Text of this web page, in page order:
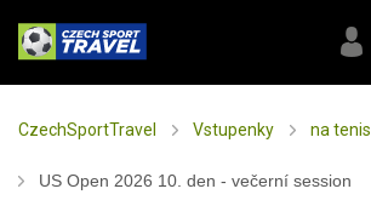
CzechSportTravel Vstupenky na tenis
US Open 2026 10. den - večerní session